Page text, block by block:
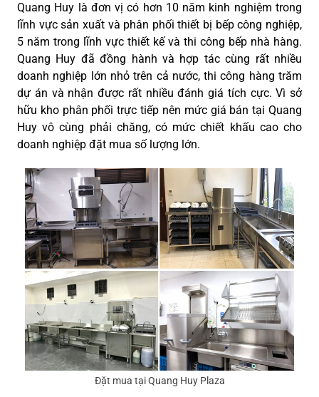
Quang Huy là đơn vị có hơn 10 năm kinh nghiệm trong
lĩnh vực sản xuất và phân phối thiết bị bếp công nghiệp,
5 năm trong lĩnh vực thiết kế và thi công bếp nhà hàng.
Quang Huy đã đồng hành và hợp tác cùng rất nhiều
doanh nghiệp lớn nhỏ trên cả nước, thi công hàng trăm
dự án và nhận được rất nhiều đánh giá tích cực. Vì sở
hữu kho phân phối trực tiếp nên mức giá bán tại Quang
Huy vô cùng phải chăng, có mức chiết khấu cao cho
doanh nghiệp đặt mua số lượng lớn.
Đặt mua tại Quang Huy Plaza